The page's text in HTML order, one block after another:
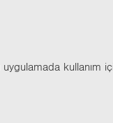
kul­la­nım